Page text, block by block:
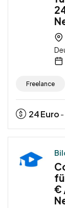
Freelance
24Euro -
€